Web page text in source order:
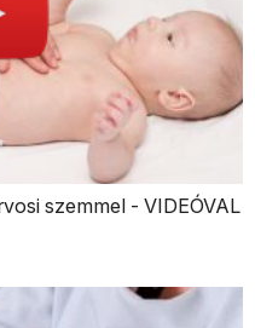
szemmel - VIDEÓVAL